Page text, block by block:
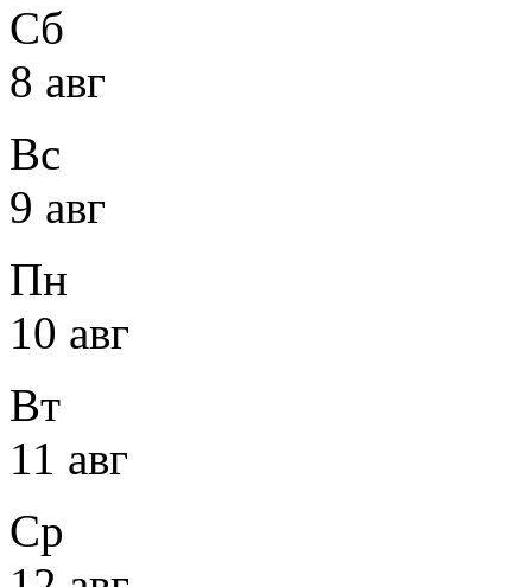
Сб
8 авг
Вс
9 авг
Пн
10 авг
Вт
11 авг
Ср